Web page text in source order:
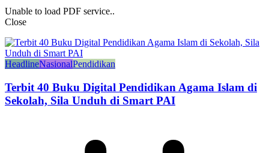
Unable to load PDF service..
Close
HeadlineNasionalPendidikan
Terbit 40 Buku Digital Pendidikan Agama Islam di
Sekolah, Sila Unduh di Smart PAI